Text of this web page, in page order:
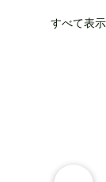
すべて表示